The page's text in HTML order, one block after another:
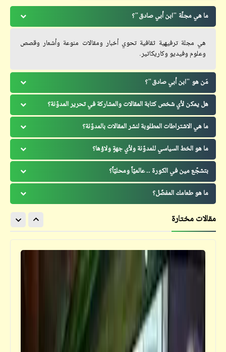
ما هي مجلّة "ابن أبي صادق"؟
هي مجلة ترفيهية ثقافية تحوي أخبار ومقالات منوعة وأشعار وقصص
وعلوم وفيديو وكاريكاتير.
مَن هو "ابن أبي صادق"؟
هل يمكن لأي شخص كتابة المقالات والمشاركة في تحرير المدوّنة؟
ما هي الاشتراطات المطلوبة لنشر المقالات بالمدوّنة؟
ما هو الخط السياسي للمدوّنة ولأي جهةٍ ولاؤها؟
بتشجّع مين في الكورة .. عالميّاً ومحليّاً؟
ما هو طعامك المفضّل؟
مقالات مختارة